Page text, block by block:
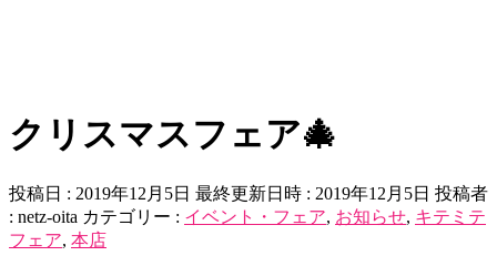
クリスマスフェア🎄
投稿日 : 2019年12月5日 最終更新日時 : 2019年12月5日 投稿者
: netz-oita カテゴリー : イベント・フェア, お知らせ, キテミテ
フェア, 本店